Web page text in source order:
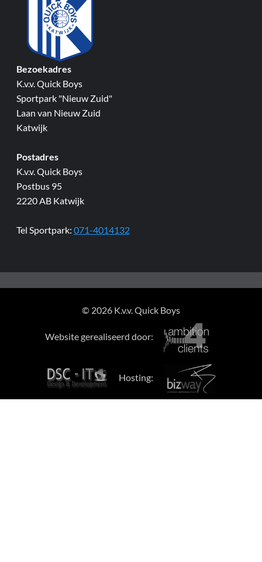
Bezoekadres
K.v.v. Quick Boys
Sportpark "Nieuw Zuid"
Laan van Nieuw Zuid
Katwijk
Postadres
K.v.v. Quick Boys
Postbus 95
2220 AB Katwijk
Tel Sportpark: 071-4014132
© 2026 K.v.v. Quick Boys
Website gerealiseerd door:
Hosting: